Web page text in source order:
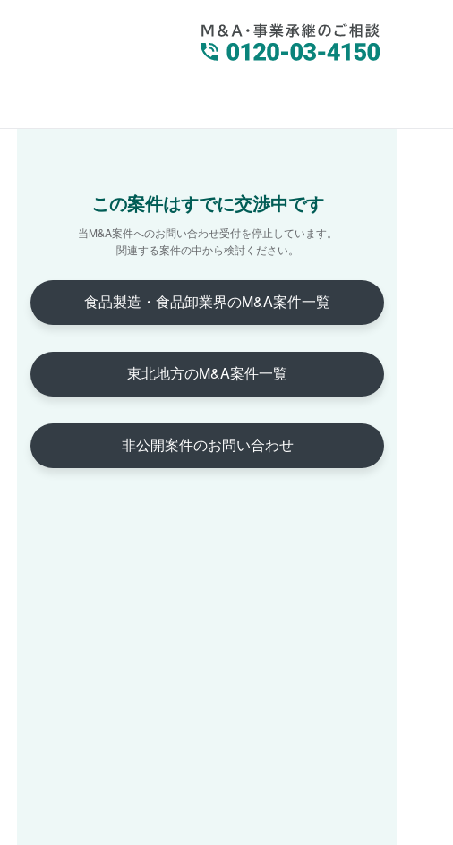
この案件はすでに交渉中です
当M&A案件へのお問い合わせ受付を停止しています。
関連する案件の中から検討ください。
食品製造・食品卸業界のM&A案件一覧
東北地方のM&A案件一覧
非公開案件のお問い合わせ